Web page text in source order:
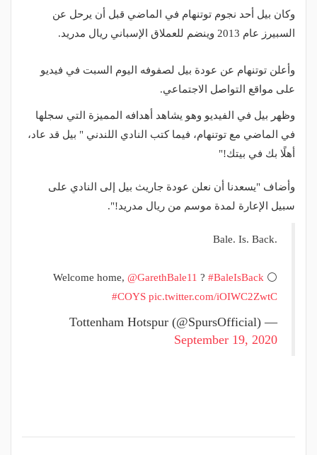
وكان بيل أحد نجوم توتنهام في الماضي قبل أن يرحل عن
السبيرز عام 2013 وينضم للعملاق الإسباني ريال مدريد.
وأعلن توتنهام عن عودة بيل لصفوفه اليوم السبت في فيديو
على مواقع التواصل الاجتماعي.
وظهر بيل في الفيديو وهو يشاهد أهدافه المميزة التي سجلها
في الماضي مع توتنهام، فيما كتب النادي اللندني " بيل قد عاد،
أهلًا بك في بيتك!"
وأضاف "يسعدنا أن نعلن عودة جاريث بيل إلى النادي على
سبيل الإعارة لمدة موسم من ريال مدريد!".
Bale. Is. Back.
Welcome home, @GarethBale11 ? #BaleIsBack ⚪️
#COYS pic.twitter.com/iOIWC2ZwtC
— Tottenham Hotspur (@SpursOfficial)
September 19, 2020